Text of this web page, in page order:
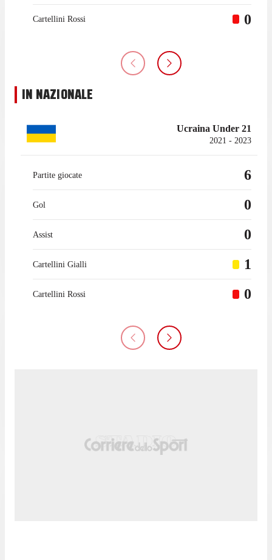
Cartellini Rossi 0
IN NAZIONALE
Ucraina Under 21
2021 - 2023
Partite giocate 6
Gol 0
Assist 0
Cartellini Gialli 1
Cartellini Rossi 0